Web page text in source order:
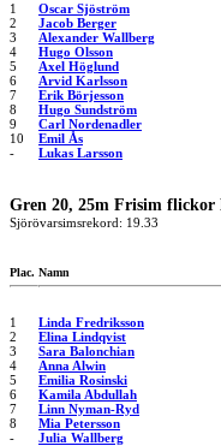
1 Oscar Sjöström
2
Jacob Berger
3
Alexander Wallberg
4
Hugo Olsson
5
Axel Höglund
6
Arvid Karlsson
7
Erik Börjesson
8
Hugo Sundström
9
Carl Nordenadler
10
Emil Ås
-
Lukas Larsson
Gren 20, 25m Frisim flickor
Sjörövarsimsrekord: 19.33
Plac. Namn
1 Linda Fredriksson
2
Elina Lindqvist
3
Sara Balonchian
4
Anna Alwin
5
Emilia Rosinski
6
Kamila Abdullah
7
Linn Nyman-Ryd
8
Mia Petersson
-
Julia Wallberg